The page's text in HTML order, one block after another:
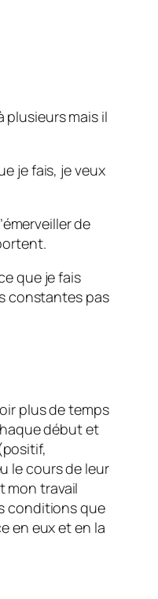
plusieurs mais il
je fais, je veux
de
que je fais
constantes pas
plus de temps
début et
le cours de leur
mon travail
conditions que
en eux et en la